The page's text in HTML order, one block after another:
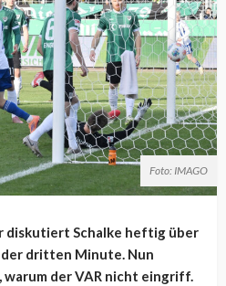
Foto: IMAGO
diskutiert Schalke heftig über
dritten Minute. Nun
der VAR nicht eingriff.